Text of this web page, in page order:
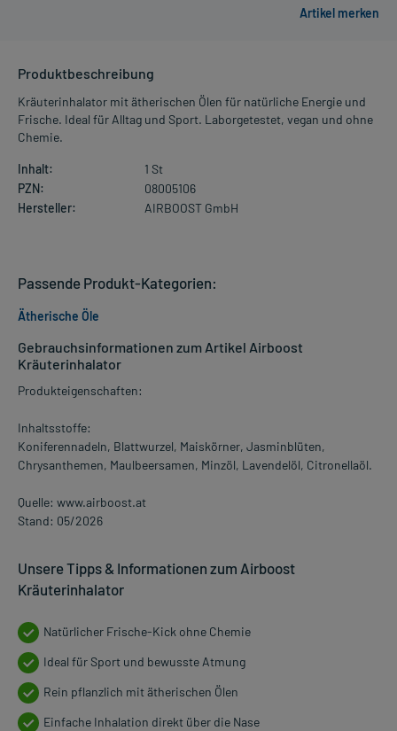
Produktbeschreibung
Kräuterinhalator mit ätherischen Ölen für natürliche Energie und
Frische. Ideal für Alltag und Sport. Laborgetestet, vegan und ohne
Chemie.
Inhalt:
1 St
PZN:
08005106
Hersteller:
AIRBOOST GmbH
Gebrauchsinformationen zum Artikel Airboost
Kräuterinhalator
Produkteigenschaften:
Inhaltsstoffe:
Koniferennadeln, Blattwurzel, Maiskörner, Jasminblüten,
Chrysanthemen, Maulbeersamen, Minzöl, Lavendelöl, Citronellaöl.
Quelle: www.airboost.at
Stand: 05/2026
Unsere Tipps & Informationen zum Airboost
Kräuterinhalator
Natürlicher Frische-Kick ohne Chemie
Ideal für Sport und bewusste Atmung
Rein pflanzlich mit ätherischen Ölen
Einfache Inhalation direkt über die Nase
Passende Produkt-Kategorien:
Ätherische Öle